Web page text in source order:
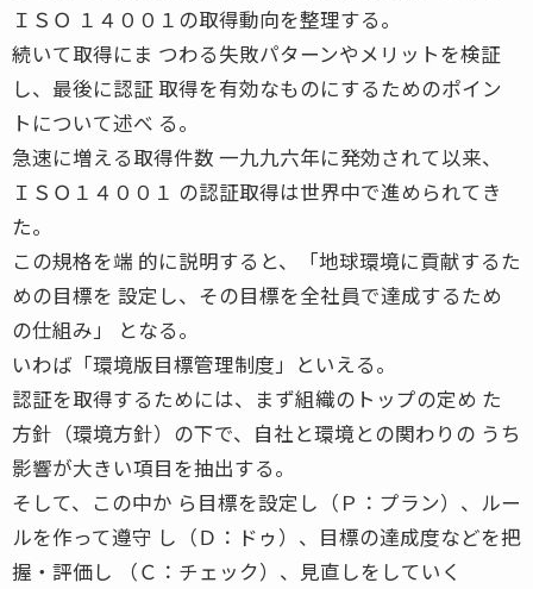
ＩＳＯ １４００１の取得動向を整理する。
続いて取得にま つわる失敗パターンやメリットを検証
し、最後に認証 取得を有効なものにするためのポイン
トについて述べ る。
急速に増える取得件数 一九九六年に発効されて以来、
ＩＳＯ１４００１ の認証取得は世界中で進められてき
た。
この規格を端 的に説明すると、「地球環境に貢献するた
めの目標を 設定し、その目標を全社員で達成するため
の仕組み」 となる。
いわば「環境版目標管理制度」といえる。
認証を取得するためには、まず組織のトップの定め た
方針（環境方針）の下で、自社と環境との関わりの うち
影響が大きい項目を抽出する。
そして、この中か ら目標を設定し（Ｐ：プラン）、ルー
ルを作って遵守 し（Ｄ：ドゥ）、目標の達成度などを把
握・評価し （Ｃ：チェック）、見直しをしていく